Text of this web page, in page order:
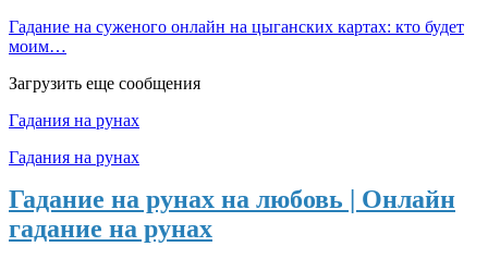
Гадание на суженого онлайн на цыганских картах: кто будет
моим…
Загрузить еще сообщения
Гадания на рунах
Гадания на рунах
Гадание на рунах на любовь | Онлайн
гадание на рунах